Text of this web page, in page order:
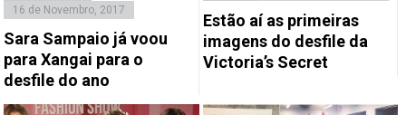
16 de Novembro, 2017
Sara Sampaio já voou
para Xangai para o
desfile do ano
Estão aí as primeiras
imagens do desfile da
Victoria’s Secret